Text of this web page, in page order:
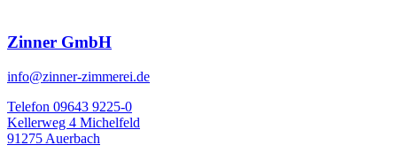
Zinner GmbH
info@zinner-zimmerei.de
Telefon 09643 9225-0
Kellerweg 4 Michelfeld
91275 Auerbach